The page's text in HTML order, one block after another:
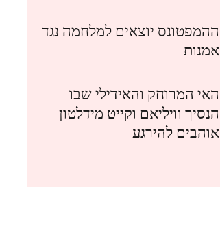
ההמפטונס יוצאים למלחמה נגד
אמנות
האי המרוחק והאידילי שבו
הנסיך וויליאם וקייט מידלטון
אוהבים להירגע